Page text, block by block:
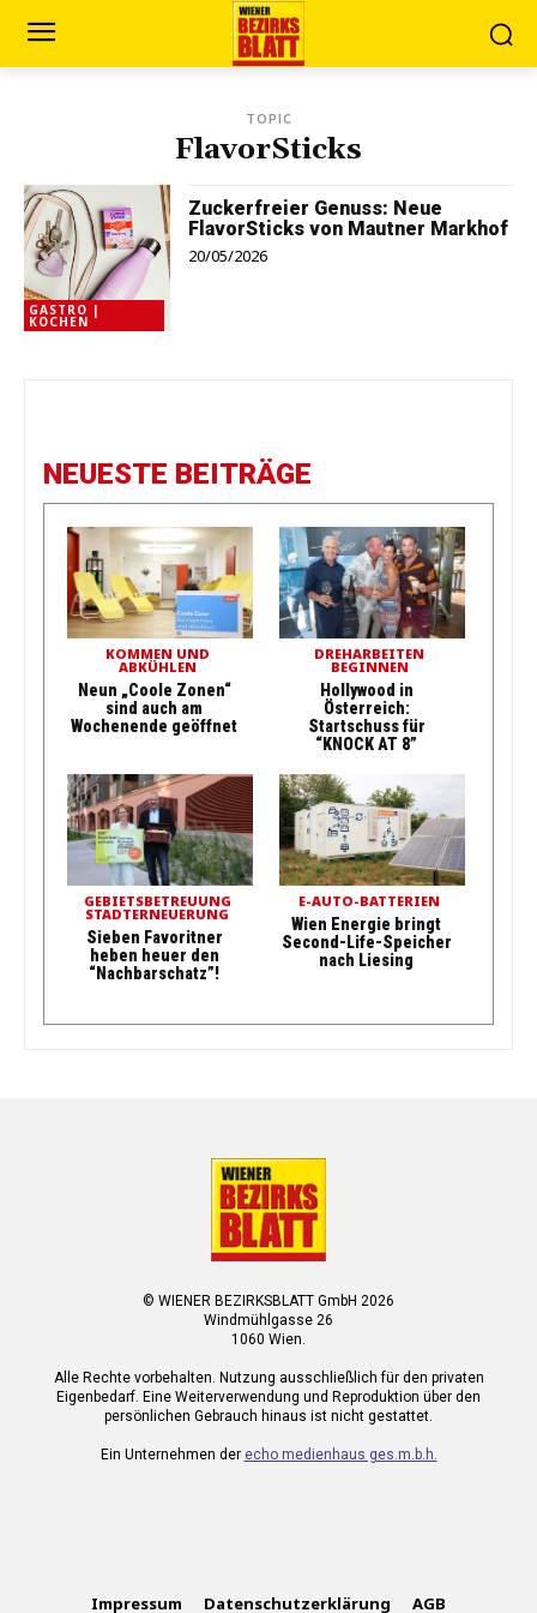
TOPIC
FlavorSticks
GASTRO |
KOCHEN
Zuckerfreier Genuss: Neue
FlavorSticks von Mautner Markhof
20/05/2026
NEUESTE BEITRÄGE
KOMMEN UND
ABKÜHLEN
Neun „Coole Zonen“
sind auch am
Wochenende geöffnet
DREHARBEITEN
BEGINNEN
Hollywood in
Österreich:
Startschuss für
“KNOCK AT 8”
GEBIETSBETREUUNG
STADTERNEUERUNG
Sieben Favoritner
heben heuer den
“Nachbarschatz”!
E-AUTO-BATTERIEN
Wien Energie bringt
Second-Life-Speicher
nach Liesing
© WIENER BEZIRKSBLATT GmbH 2026
Windmühlgasse 26
1060 Wien.
Alle Rechte vorbehalten. Nutzung ausschließlich für den privaten
Eigenbedarf. Eine Weiterverwendung und Reproduktion über den
persönlichen Gebrauch hinaus ist nicht gestattet.
Ein Unternehmen der echo medienhaus ges.m.b.h.
Impressum Datenschutzerklärung AGB